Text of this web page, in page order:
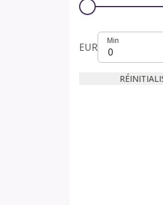
EUR
Min
Min